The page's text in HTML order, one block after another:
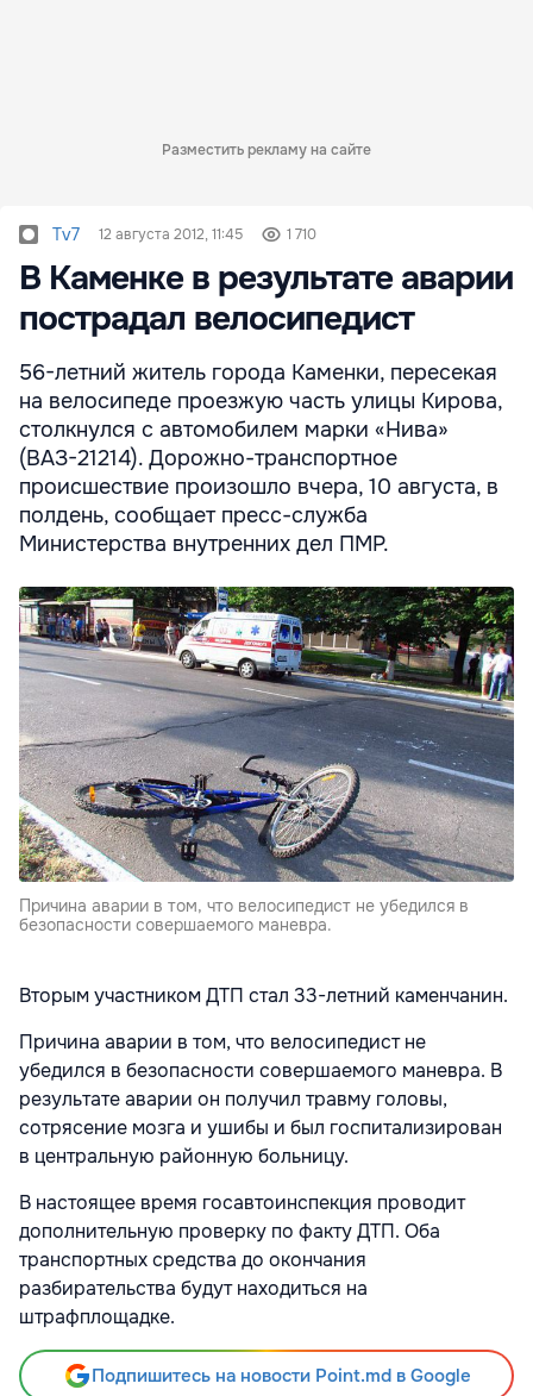
Разместить рекламу на сайте
Tv7 12 августа 2012, 11:45 1 710
В Каменке в результате аварии
пострадал велосипедист
56-летний житель города Каменки, пересекая
на велосипеде проезжую часть улицы Кирова,
столкнулся с автомобилем марки «Нива»
(ВАЗ-21214). Дорожно-транспортное
происшествие произошло вчера, 10 августа, в
полдень, сообщает пресс-служба
Министерства внутренних дел ПМР.
Причина аварии в том, что велосипедист не убедился в
безопасности совершаемого маневра.
Вторым участником ДТП стал 33-летний каменчанин.
Причина аварии в том, что велосипедист не
убедился в безопасности совершаемого маневра. В
результате аварии он получил травму головы,
сотрясение мозга и ушибы и был госпитализирован
в центральную районную больницу.
В настоящее время госавтоинспекция проводит
дополнительную проверку по факту ДТП. Оба
транспортных средства до окончания
разбирательства будут находиться на
штрафплощадке.
Подпишитесь на новости Point.md в Google